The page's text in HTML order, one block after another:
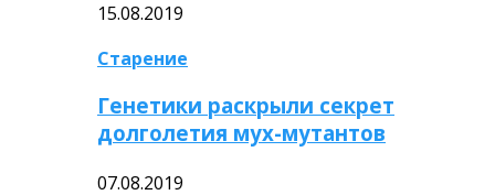
15.08.2019
Старение
Генетики раскрыли секрет
долголетия мух-мутантов
07.08.2019